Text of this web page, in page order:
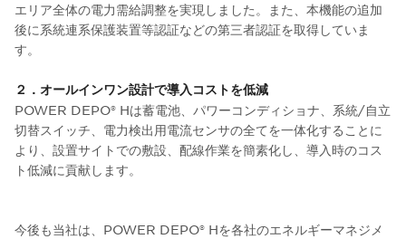
エリア全体の電力需給調整を実現しました。また、本機能の追加
後に系統連系保護装置等認証などの第三者認証を取得していま
す。
２．オールインワン設計で導入コストを低減
POWER DEPO® Hは蓄電池、パワーコンディショナ、系統/自立
切替スイッチ、電力検出用電流センサの全てを一体化することに
より、設置サイトでの敷設、配線作業を簡素化し、導入時のコス
ト低減に貢献します。
今後も当社は、POWER DEPO® Hを各社のエネルギーマネジメ